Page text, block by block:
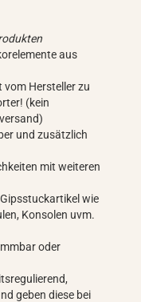
aus
vom Hersteller zu
(kein
und zusätzlich
mit weiteren
wie
Konsolen uvm.
oder
geben diese bei